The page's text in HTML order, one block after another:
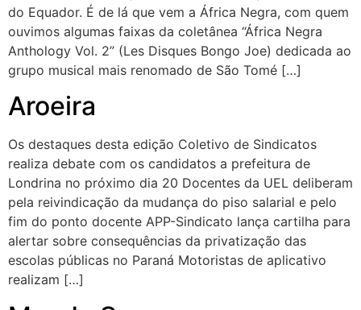
do Equador. É de lá que vem a África Negra, com quem
ouvimos algumas faixas da coletânea “África Negra
Anthology Vol. 2” (Les Disques Bongo Joe) dedicada ao
grupo musical mais renomado de São Tomé […]
Aroeira
Os destaques desta edição Coletivo de Sindicatos
realiza debate com os candidatos a prefeitura de
Londrina no próximo dia 20 Docentes da UEL deliberam
pela reivindicação da mudança do piso salarial e pelo
fim do ponto docente APP-Sindicato lança cartilha para
alertar sobre consequências da privatização das
escolas públicas no Paraná Motoristas de aplicativo
realizam […]